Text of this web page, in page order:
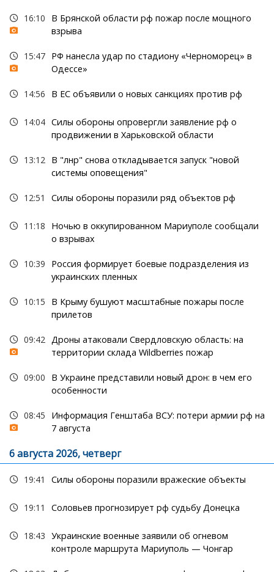
16:10
В Брянской области рф пожар после мощного
взрыва
15:47 РФ нанесла удар по стадиону «Черноморец» в
Одессе»
14:56 В ЕС объявили о новых санкциях против рф
14:04 Силы обороны опровергли заявление рф о
продвижении в Харьковской области
13:12 В "лнр" снова откладывается запуск "новой
системы оповещения"
12:51 Силы обороны поразили ряд объектов рф
11:18
Ночью в оккупированном Мариуполе сообщали
о взрывах
10:39
Россия формирует боевые подразделения из
украинских пленных
10:15
В Крыму бушуют масштабные пожары после
прилетов
09:42 Дроны атаковали Свердловскую область: на
территории склада Wildberries пожар
09:00
В Украине представили новый дрон: в чем его
особенности
08:45
Информация Генштаба ВСУ: потери армии рф на
7 августа
6 августа 2026, четверг
19:41 Силы обороны поразили вражеские объекты
19:11 Соловьев прогнозирует рф судьбу Донецка
18:43 Украинские военные заявили об огневом
контроле маршрута Мариуполь — Чонгар